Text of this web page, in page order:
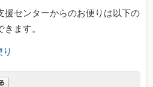
援センターからのお便りは以下の
ます。